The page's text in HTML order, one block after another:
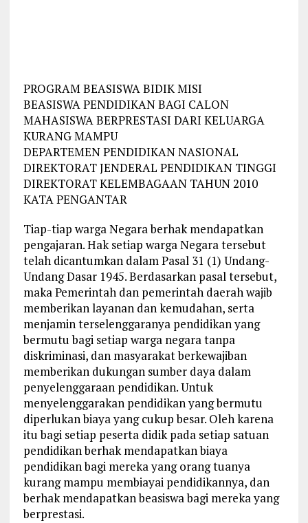
PROGRAM BEASISWA BIDIK MISI
BEASISWA PENDIDIKAN BAGI CALON
MAHASISWA BERPRESTASI DARI KELUARGA
KURANG MAMPU
DEPARTEMEN PENDIDIKAN NASIONAL
DIREKTORAT JENDERAL PENDIDIKAN TINGGI
DIREKTORAT KELEMBAGAAN TAHUN 2010
KATA PENGANTAR
Tiap-tiap warga Negara berhak mendapatkan
pengajaran. Hak setiap warga Negara tersebut
telah dicantumkan dalam Pasal 31 (1) Undang-
Undang Dasar 1945. Berdasarkan pasal tersebut,
maka Pemerintah dan pemerintah daerah wajib
memberikan layanan dan kemudahan, serta
menjamin terselenggaranya pendidikan yang
bermutu bagi setiap warga negara tanpa
diskriminasi, dan masyarakat berkewajiban
memberikan dukungan sumber daya dalam
penyelenggaraan pendidikan. Untuk
menyelenggarakan pendidikan yang bermutu
diperlukan biaya yang cukup besar. Oleh karena
itu bagi setiap peserta didik pada setiap satuan
pendidikan berhak mendapatkan biaya
pendidikan bagi mereka yang orang tuanya
kurang mampu membiayai pendidikannya, dan
berhak mendapatkan beasiswa bagi mereka yang
berprestasi.